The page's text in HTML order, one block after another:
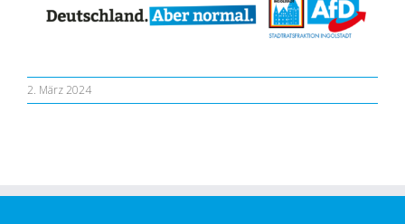
2. März 2024